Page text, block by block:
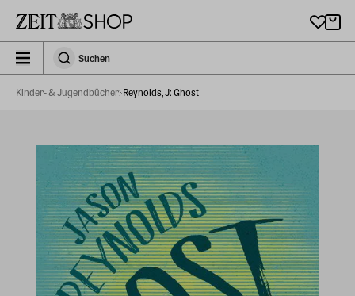
zeit_storefront.components.search.collapsed
SuchenSuchen
Kinder- & Jugendbücher Reynolds, J: Ghost